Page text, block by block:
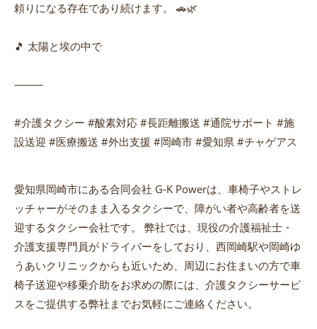
頼りになる存在であり続けます。 🚗🌿
🎵 太陽と埃の中で
⸻
#介護タクシー #酸素対応 #長距離搬送 #通院サポート #施
設送迎 #医療搬送 #外出支援 #岡崎市 #愛知県 #チャゲアス
愛知県岡崎市にある合同会社 G-K Powerは、車椅子やストレ
ッチャーがそのまま入るタクシーで、障がい者や高齢者を送
迎するタクシー会社です。 弊社では、現役の介護福祉士・
介護支援専門員がドライバーをしており、西岡崎駅や岡崎ゆ
うあいクリニックからも近いため、周辺にお住まいの方で車
椅子送迎や移乗介助をお求めの際には、介護タクシーサービ
スをご提供する弊社までお気軽にご連絡ください。